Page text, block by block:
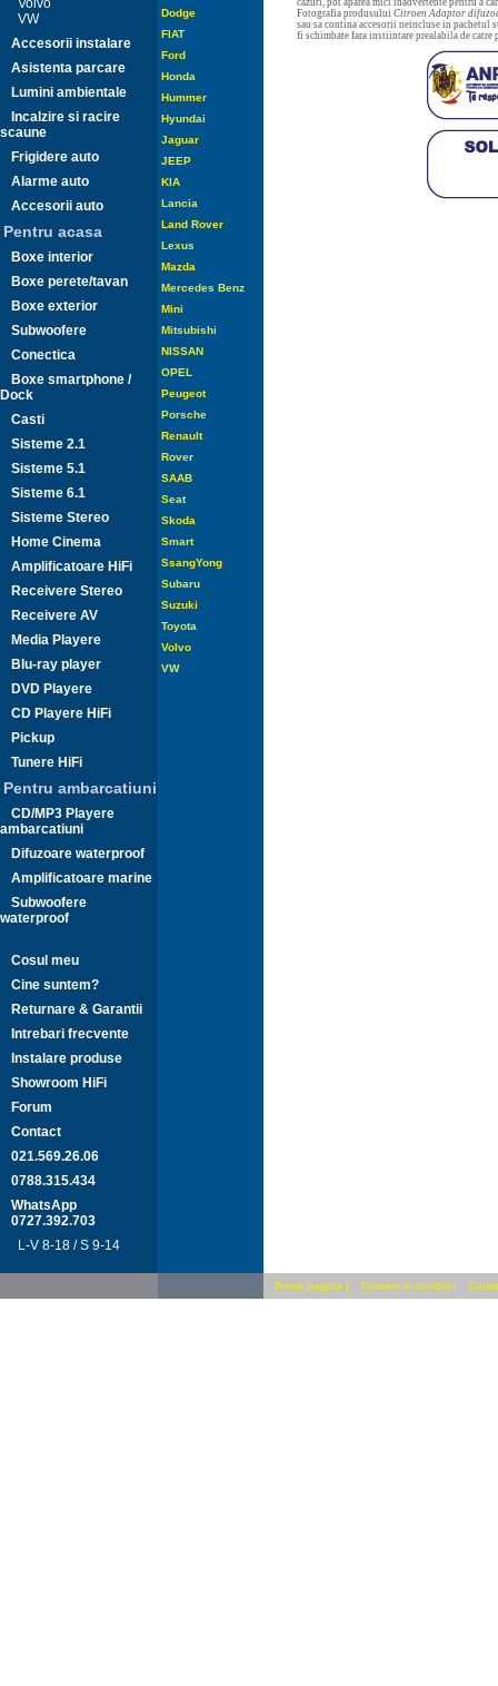
Volvo
VW
Accesorii instalare
Asistenta parcare
Lumini ambientale
Incalzire si racire
scaune
Frigidere auto
Alarme auto
Accesorii auto
Pentru acasa
Boxe interior
Boxe perete/tavan
Boxe exterior
Subwoofere
Conectica
Boxe smartphone /
Dock
Casti
Sisteme 2.1
Sisteme 5.1
Sisteme 6.1
Sisteme Stereo
Home Cinema
Amplificatoare HiFi
Receivere Stereo
Receivere AV
Media Playere
Blu-ray player
DVD Playere
CD Playere HiFi
Pickup
Tunere HiFi
Pentru ambarcatiuni
CD/MP3 Playere
ambarcatiuni
Difuzoare waterproof
Amplificatoare marine
Subwoofere
waterproof
Cosul meu
Cine suntem?
Returnare & Garantii
Intrebari frecvente
Instalare produse
Showroom HiFi
Forum
Contact
021.569.26.06
0788.315.434
WhatsApp
0727.392.703
L-V 8-18 / S 9-14
Dodge
FIAT
Ford
Honda
Hummer
Hyundai
Jaguar
JEEP
KIA
Lancia
Land Rover
Lexus
Mazda
Mercedes Benz
Mini
Mitsubishi
NISSAN
OPEL
Peugeot
Porsche
Renault
Rover
SAAB
Seat
Skoda
Smart
SsangYong
Subaru
Suzuki
Toyota
Volvo
VW
cazuri, pot aparea mici inadvertente pentru a
Fotografia produsului Citroen Adaptor
sau sa contina accesorii neincluse in
fi schimbate fara instiintare prealabila de
Prima pagina | Termeni si conditii |